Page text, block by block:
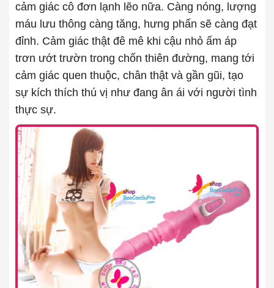
cảm giác cô đơn lạnh lẽo nữa. Càng nóng, lượng
máu lưu thông càng tăng, hưng phấn sẽ càng đạt
đỉnh. Cảm giác thật đê mê khi cậu nhỏ ấm áp
trơn ướt trườn trong chốn thiên đường, mang tới
cảm giác quen thuộc, chân thật và gần gũi, tạo
sự kích thích thú vị như đang ân ái với người tình
thực sự.